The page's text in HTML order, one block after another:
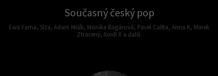
Současný český pop
Ewa Farna, Slza, Adam Mišík, Monika Bagárová, Pavel Callta, Anna K, Marek
Ztracený, Xindl X a další.